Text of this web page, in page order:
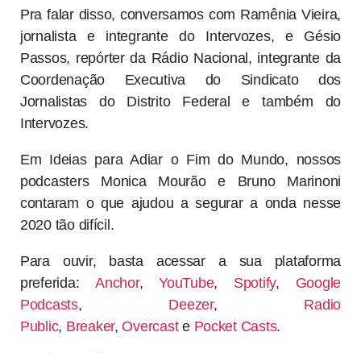
Pra falar disso, conversamos com Ramênia Vieira,
jornalista e integrante do Intervozes, e Gésio
Passos, repórter da Rádio Nacional, integrante da
Coordenação Executiva do Sindicato dos
Jornalistas do Distrito Federal e também do
Intervozes.
Em Ideias para Adiar o Fim do Mundo, nossos
podcasters Monica Mourão e Bruno Marinoni
contaram o que ajudou a segurar a onda nesse
2020 tão difícil.
Para ouvir, basta acessar a sua plataforma
preferida:Anchor,YouTube, Spotify, Google
Podcasts, Deezer, Radio
Public, Breaker, Overcaste Pocket Casts.